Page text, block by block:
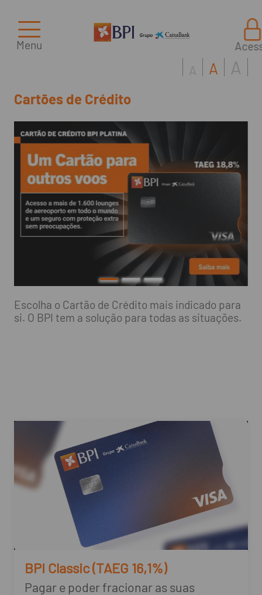
Menu
Cartões de Crédito
A A A
Escolha o Cartão de Crédito mais indicado para
si. O BPI tem a solução para todas as situações.
BPI Classic (TAEG 16,1%)
Pagar e poder fracionar as suas